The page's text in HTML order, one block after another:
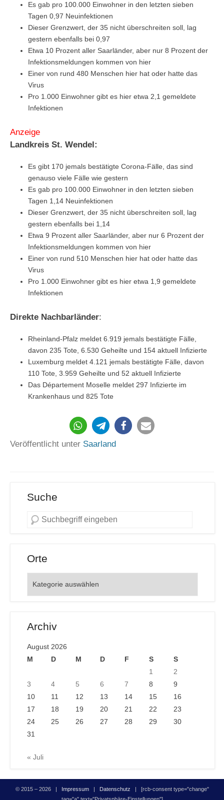
Es gab pro 100.000 Einwohner in den letzten sieben
Tagen 0,97 Neuinfektionen
Dieser Grenzwert, der 35 nicht überschreiten soll, lag
gestern ebenfalls bei 0,97
Etwa 10 Prozent aller Saarländer, aber nur 8 Prozent der
Infektionsmeldungen kommen von hier
Einer von rund 480 Menschen hier hat oder hatte das
Virus
Pro 1.000 Einwohner gibt es hier etwa 2,1 gemeldete
Infektionen
Anzeige
Landkreis St. Wendel:
Es gibt 170 jemals bestätigte Corona-Fälle, das sind
genauso viele Fälle wie gestern
Es gab pro 100.000 Einwohner in den letzten sieben
Tagen 1,14 Neuinfektionen
Dieser Grenzwert, der 35 nicht überschreiten soll, lag
gestern ebenfalls bei 1,14
Etwa 9 Prozent aller Saarländer, aber nur 6 Prozent der
Infektionsmeldungen kommen von hier
Einer von rund 510 Menschen hier hat oder hatte das
Virus
Pro 1.000 Einwohner gibt es hier etwa 1,9 gemeldete
Infektionen
Direkte Nachbarländer:
Rheinland-Pfalz meldet 6.919 jemals bestätigte Fälle,
davon 235 Tote, 6.530 Geheilte und 154 aktuell Infizierte
Luxemburg meldet 4.121 jemals bestätigte Fälle, davon
110 Tote, 3.959 Geheilte und 52 aktuell Infizierte
Das Département Moselle meldet 297 Infizierte im
Krankenhaus und 825 Tote
488
Veröffentlicht unter Saarland
Suche
Orte
Archiv
August 2026
M
D M D F S
S
1
2
3
4 5 6 7 8
9
10
11 12 13 14 15
16
17
18 19 20 21 22
23
24
25 26 27 28 29
30
31
« Juli
© 2015 – 2026 | Impressum| Datenschutz | [rcb-consent type="change"